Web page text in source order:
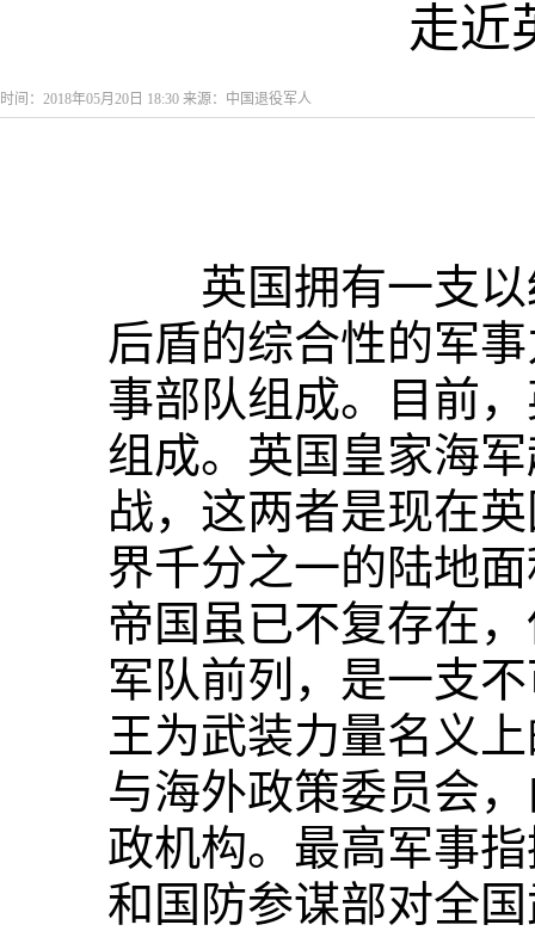
走近
时间：2018年05月20日 18:30 来源：中国退役军人
英国拥有一支以
后盾的综合性的军
事部队组成。目前
组成。英国皇家海
战，这两者是现在
界千分之一的陆地
帝国虽已不复存在
军队前列，是一支
王为武装力量名义
与海外政策委员会
政机构。最高军事
和国防参谋部对全